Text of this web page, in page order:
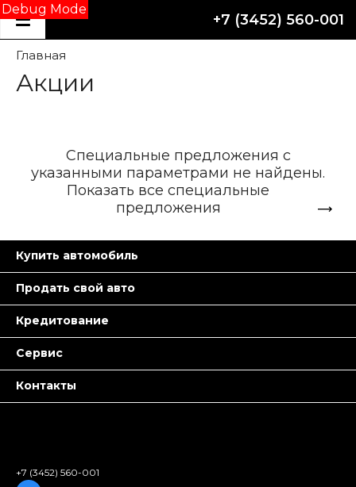
Debug Mode
+7 (3452) 560-001
Главная
Акции
Специальные предложения с
указанными параметрами не найдены.
Показать все специальные
предложения
Купить автомобиль
Продать свой авто
Кредитование
Сервис
Контакты
+7 (3452) 560-001